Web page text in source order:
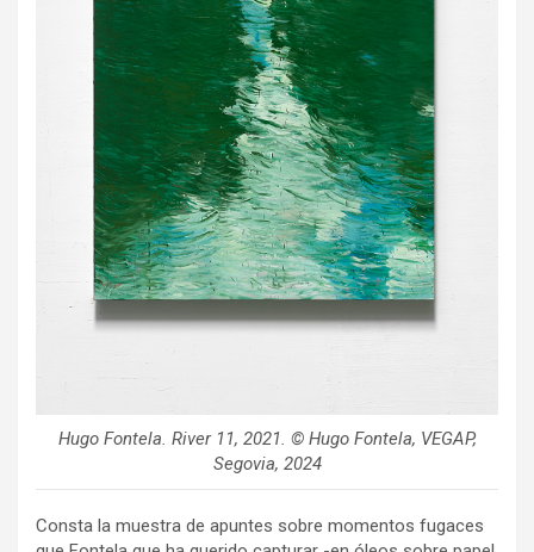
Hugo Fontela. River 11, 2021. © Hugo Fontela, VEGAP,
Segovia, 2024
Consta la muestra de apuntes sobre momentos fugaces